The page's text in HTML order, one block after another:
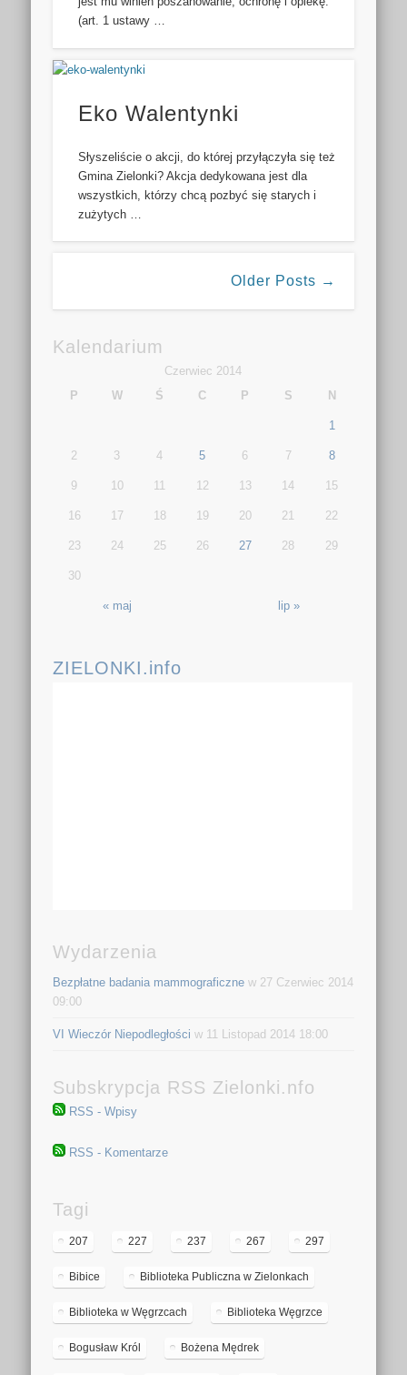
(art. 1 ustawy …
Eko Walentynki
Słyszeliście o akcji, do której przyłączyła się też
Gmina Zielonki? Akcja dedykowana jest dla
wszystkich, którzy chcą pozbyć się starych i
zużytych …
Older Posts →
Kalendarium
Czerwiec 2014
P
W Ś C P S N
« maj lip »
1
2 3 4 5 6 7 8
9 10 11 12 13 14 15
16 17 18 19 20 21 22
23 24 25 26 27 28 29
30
ZIELONKI.info
Wydarzenia
Bezpłatne badania mammograficzne w 27 Czerwiec 2014
09:00
VI Wieczór Niepodległości w 11 Listopad 2014 18:00
Subskrypcja RSS Zielonki.nfo
RSS - Wpisy
RSS - Komentarze
Tagi
207 227 237 267 297
Bibice Biblioteka Publiczna w Zielonkach
Biblioteka w Węgrzcach Biblioteka Węgrzce
Bogusław Król Bożena Mędrek